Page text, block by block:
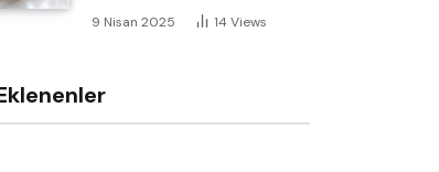
9 Nisan 2025 14 Views